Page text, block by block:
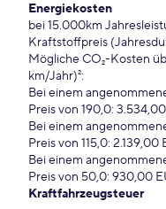
Energiekosten
bei 15.000km
Kraftstoffpreis
Mögliche CO₂-Kosten
km/Jahr)²:
Bei einem
Preis von 190,0:
Bei einem
Preis von 115,0: 2.139,00
Bei einem
Preis von 50,0: 930,00
Kraftfahrzeugsteuer